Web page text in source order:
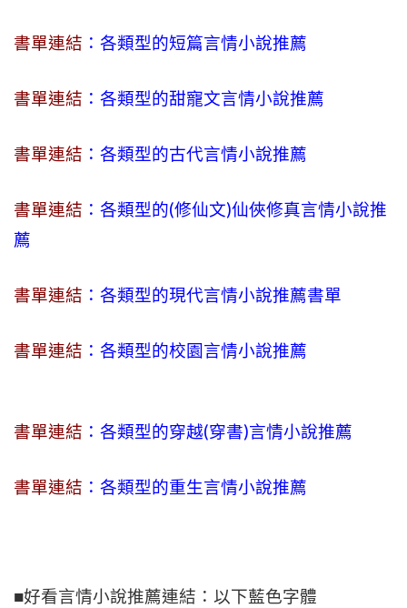
書單連結 ：各類型的短篇言情小說推薦
書單連結 ：各類型的甜寵文言情小說推薦
書單連結 ：各類型的古代言情小說推薦
書單連結 ：各類型的(修仙文)仙俠修真言情小說推
薦
書單連結 ：各類型的現代言情小說推薦書單
書單連結 ：各類型的校園言情小說推薦
書單連結 ：各類型的穿越(穿書)言情小說推薦
書單連結 ：各類型的重生言情小說推薦
■好看言情小說推薦連結：以下藍色字體